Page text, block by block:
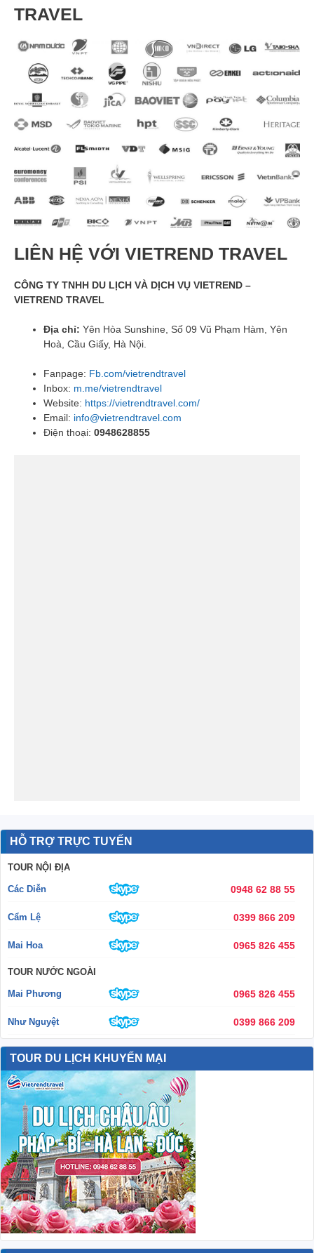
TRAVEL
LIÊN HỆ VỚI VIETREND TRAVEL
CÔNG TY TNHH DU LỊCH VÀ DỊCH VỤ VIETREND –
VIETREND TRAVEL
Địa chỉ: Yên Hòa Sunshine, Số 09 Vũ Phạm Hàm, Yên
Hoà, Cầu Giấy, Hà Nội.
Fanpage: Fb.com/vietrendtravel
Inbox: m.me/vietrendtravel
Website: https://vietrendtravel.com/
Email: info@vietrendtravel.com
Điện thoại: 0948628855
HỖ TRỢ TRỰC TUYẾN
TOUR NỘI ĐỊA
Các Diễn 0948 62 88 55
Cẩm Lệ 0399 866 209
Mai Hoa 0965 826 455
TOUR NƯỚC NGOÀI
Mai Phương 0965 826 455
Như Nguyệt 0399 866 209
TOUR DU LỊCH KHUYẾN MẠI